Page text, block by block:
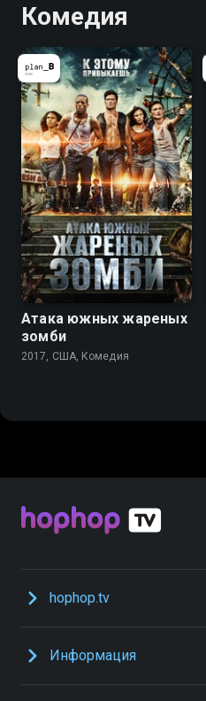
Комедия
Атака южных жареных
зомби
2017, США, Комедия
hophop.tv
Информация